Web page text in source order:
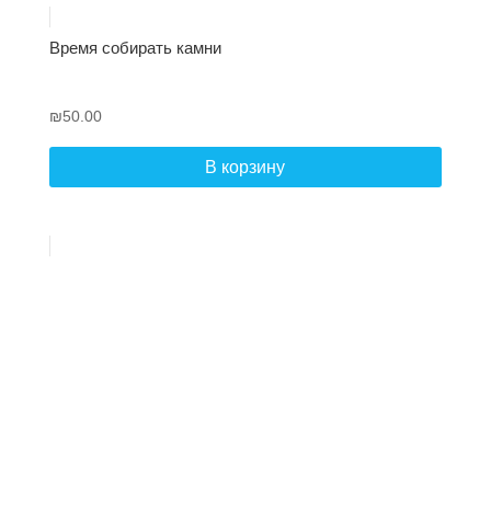
Время собирать камни
₪50.00
В корзину